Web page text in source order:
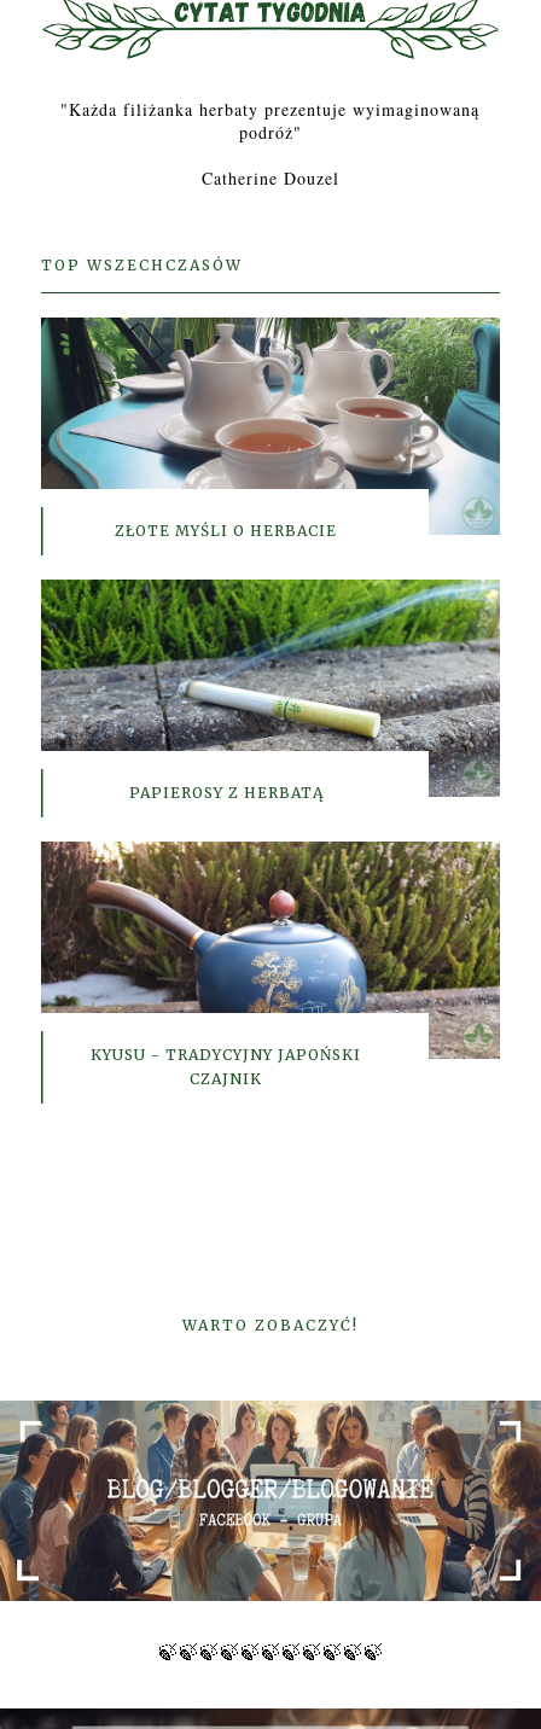
"Każda filiżanka herbaty prezentuje wyimaginowaną
podróż"
Catherine Douzel
TOP WSZECHCZASÓW
ZŁOTE MYŚLI O HERBACIE
PAPIEROSY Z HERBATĄ
KYUSU - TRADYCYJNY JAPOŃSKI
CZAJNIK
WARTO ZOBACZYĆ!
🍃🍃🍃🍃🍃🍃🍃🍃🍃🍃🍃